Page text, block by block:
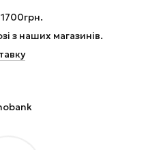
з наших магазинів.